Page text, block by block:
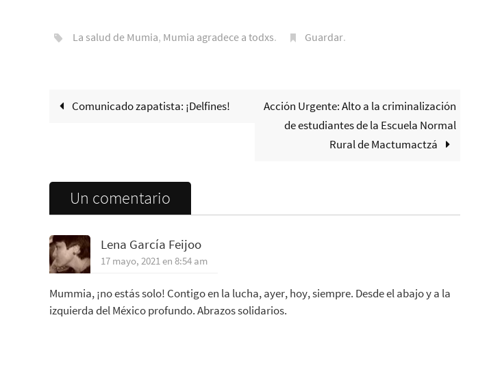
La salud de Mumia, Mumia agradece a todxs. Guardar.
Comunicado zapatista: ¡Delfines!
Acción Urgente: Alto a la criminalización
de estudiantes de la Escuela Normal
Rural de Mactumactzá
Un comentario
Lena García Feijoo
17 mayo, 2021 en 8:54 am
Mummia, ¡no estás solo! Contigo en la lucha, ayer, hoy, siempre. Desde el abajo y a la
izquierda del México profundo. Abrazos solidarios.